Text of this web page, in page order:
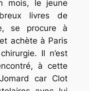
mois, le jeune
livres de
se procure à
achète à Paris
Il n’est
à cette
car Clot